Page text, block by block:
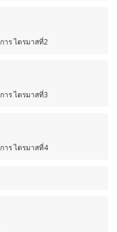
ร ไตรมาสที่2
ร ไตรมาสที่3
ร ไตรมาสที่4